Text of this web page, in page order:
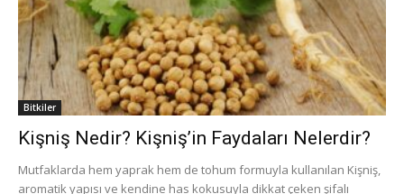
Bitkiler
Kişniş Nedir? Kişniş’in Faydaları Nelerdir?
Mutfaklarda hem yaprak hem de tohum formuyla kullanılan Kişniş,
aromatik yapısı ve kendine has kokusuyla dikkat çeken şifalı